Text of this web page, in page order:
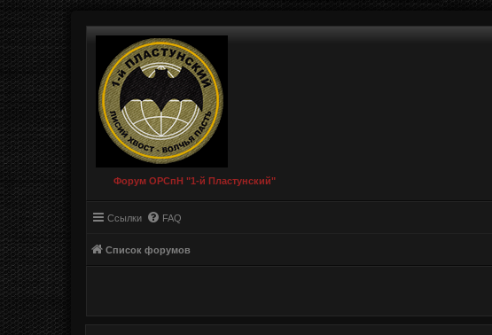
Форум ОРСпН "1-й Пластунский"
Ссылки FAQ
Список форумов